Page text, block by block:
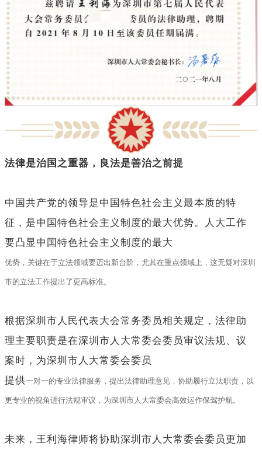
法律是治国之重器，良法是善治之前提
中国共产党的领导是中国特色社会主义最本质的特
征，是中国特色社会主义制度的最大优势。人大工作
要凸显中国特色社会主义制度的最大
优势，关键在于立法领域要迈出新台阶，尤其在重点领域上，这无疑对深圳
市的立法工作提出了更高标准。
根据深圳市人民代表大会常务委员相关规定，法律助
理主要职责是在深圳市人大常委会委员审议法规、议
案时，为深圳市人大常委会委员
提供一对一的专业法律服务，提出法律助理意见，协助履行立法职责，以
更专业的视角进行法规审议，为深圳市人大常委会高效运作保驾护航。
未来，王利海律师将协助深圳市人大常委会委员更加